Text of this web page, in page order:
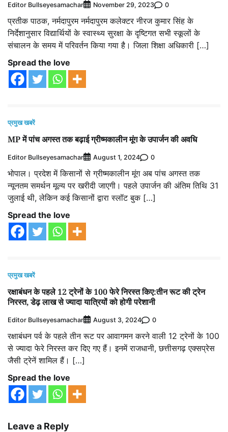
Editor Bullseyesamachar November 29, 2023 0
प्रतीक पाठक, नर्मदापुरम नर्मदापुरम कलेक्टर नीरज कुमार सिंह के
निर्देशानुसार विद्यार्थियों के स्वास्थ्य सुरक्षा के दृष्टिगत सभी स्कूलों के
संचालन के समय में परिवर्तन किया गया है। जिला शिक्षा अधिकारी […]
Spread the love
प्रमुख खबरें
MP में पांच अगस्त तक बढ़ाई ग्रीष्मकालीन मूंग के उपार्जन की अवधि
Editor Bullseyesamachar August 1, 2024 0
भोपाल। प्रदेश में किसानों से ग्रीष्मकालीन मूंग अब पांच अगस्त तक
न्यूनतम समर्थन मूल्य पर खरीदी जाएगी। पहले उपार्जन की अंतिम तिथि 31
जुलाई थी, लेकिन कई किसानों द्वारा स्लॉट बुक […]
Spread the love
प्रमुख खबरें
रक्षाबंधन के पहले 12 ट्रेनों के 100 फेरे निरस्त किए:तीन रूट की ट्रेन
निरस्त, डेढ़ लाख से ज्यादा यात्रियों को होगी परेशानी
Editor Bullseyesamachar August 3, 2024 0
रक्षाबंधन पर्व के पहले तीन रूट पर आवागमन करने वाली 12 ट्रेनों के 100
से ज्यादा फेरे निरस्त कर दिए गए हैं। इनमें राजधानी, छत्तीसगढ़ एक्सप्रेस
जैसी ट्रेनें शामिल हैं। […]
Spread the love
Leave a Reply